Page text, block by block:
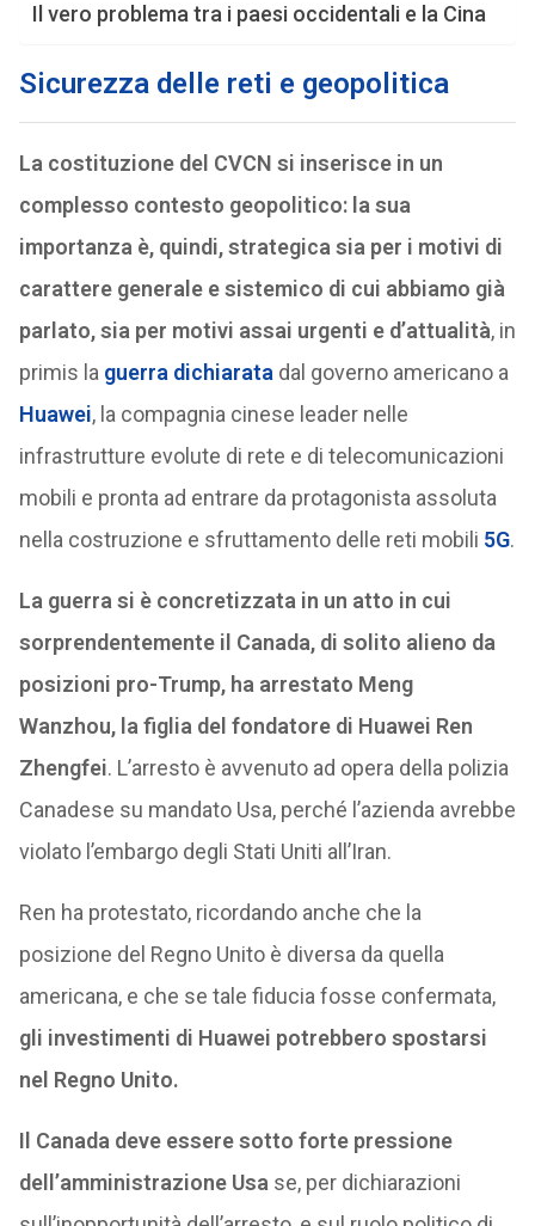
Il vero problema tra i paesi occidentali e la Cina
Sicurezza delle reti e geopolitica
La costituzione del CVCN si inserisce in un
complesso contesto geopolitico: la sua
importanza è, quindi, strategica sia per i motivi di
carattere generale e sistemico di cui abbiamo già
parlato, sia per motivi assai urgenti e d’attualità, in
primis la guerra dichiarata dal governo americano a
Huawei, la compagnia cinese leader nelle
infrastrutture evolute di rete e di telecomunicazioni
mobili e pronta ad entrare da protagonista assoluta
nella costruzione e sfruttamento delle reti mobili 5G.
La guerra si è concretizzata in un atto in cui
sorprendentemente il Canada, di solito alieno da
posizioni pro-Trump, ha arrestato Meng
Wanzhou, la figlia del fondatore di Huawei Ren
Zhengfei. L’arresto è avvenuto ad opera della polizia
Canadese su mandato Usa, perché l’azienda avrebbe
violato l’embargo degli Stati Uniti all’Iran.
Ren ha protestato, ricordando anche che la
posizione del Regno Unito è diversa da quella
americana, e che se tale fiducia fosse confermata,
gli investimenti di Huawei potrebbero spostarsi
nel Regno Unito.
Il Canada deve essere sotto forte pressione
dell’amministrazione Usa se, per dichiarazioni